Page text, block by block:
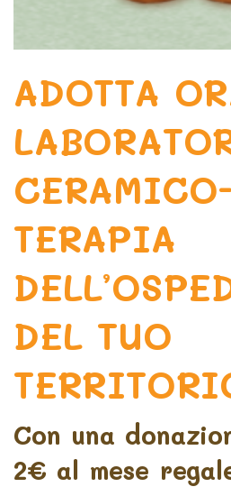
ADOTTA
CERAMICO-
TERAPIA
DEL TUO
Con una
2€ al mese